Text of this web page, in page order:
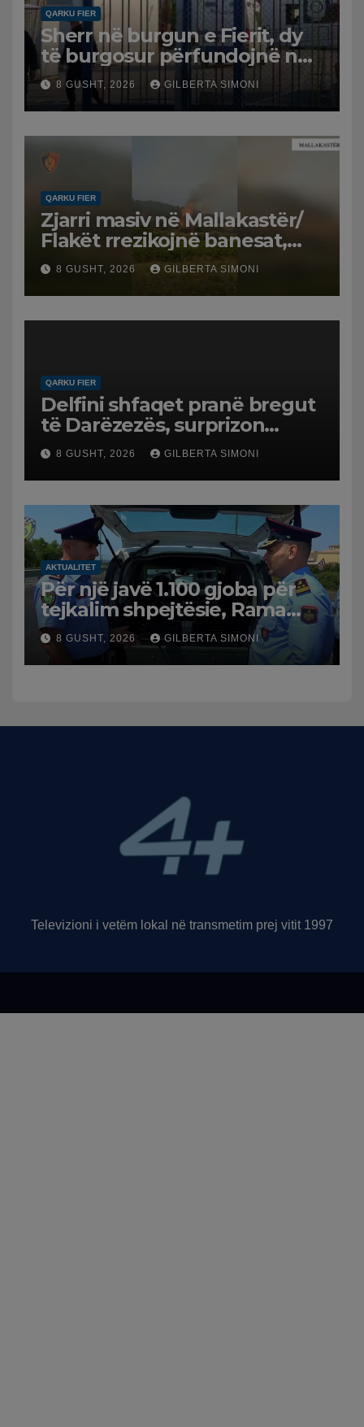
QARKU FIER
Sherr në burgun e Fierit, dy
të burgosur përfundojnë në
spital
8 GUSHT, 2026 GILBERTA SIMONI
QARKU FIER
Zjarri masiv në Mallakastër/
Flakët rrezikojnë banesat,
Policia evakuon disa familje
në Koilac
8 GUSHT, 2026 GILBERTA SIMONI
QARKU FIER
Delfini shfaqet pranë bregut
të Darëzezës, surprizon
pushuesit dhe banorët
8 GUSHT, 2026 GILBERTA SIMONI
AKTUALITET
Për një javë 1.100 gjoba për
tejkalim shpejtësie, Rama
publikon videon: Kamerat e
trafikut së shpejti në
funksion
8 GUSHT, 2026 GILBERTA SIMONI
Televizioni i vetëm lokal në transmetim prej vitit 1997